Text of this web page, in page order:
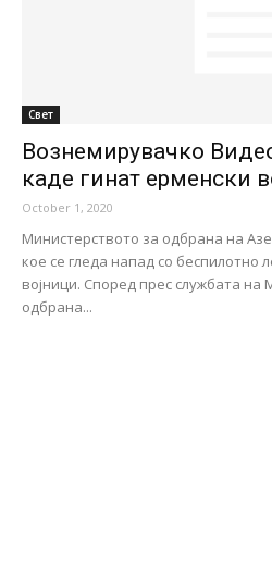
Свет
Вознемирувачко
каде гинат ерменски
October 1, 2020
Министерството за одбрана на
кое се гледа напад со беспилотно
војници. Според прес службата на
одбрана...